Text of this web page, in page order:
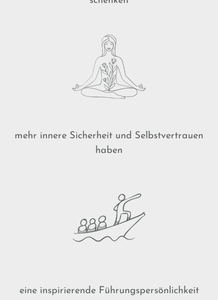
mehr innere Sicherheit und Selbstvertrauen
haben
eine inspirierende Führungspersönlichkeit